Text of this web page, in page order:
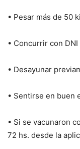
• Pesar más de 50
• Concurrir con
• Desayunar
• Sentirse en buen
• Si se vacunaron
72 hs. desde la